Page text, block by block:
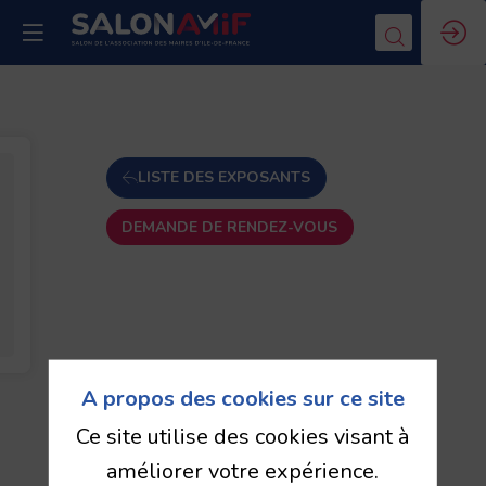
LISTE DES EXPOSANTS
DEMANDE DE RENDEZ-VOUS
A propos des cookies sur ce site
Ce site utilise des cookies visant à
améliorer votre expérience.